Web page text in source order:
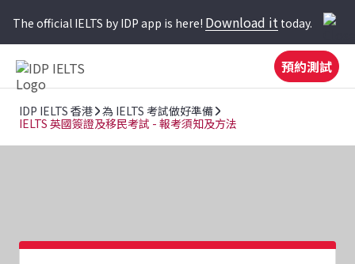
The official IELTS by IDP app is here! Download it today.
預約測試
IDP IELTS 香港 為 IELTS 考試做好準備
IELTS 英國簽證及移民考試 - 報考須知及方法